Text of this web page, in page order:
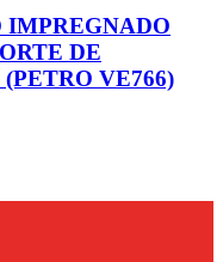
IMPREGNADO
DE
VE766)